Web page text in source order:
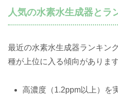
人気の水素水生成器とラ
最近の水素水生成器ランキン
種が上位に入る傾向があります
高濃度（1.2ppm以上）を